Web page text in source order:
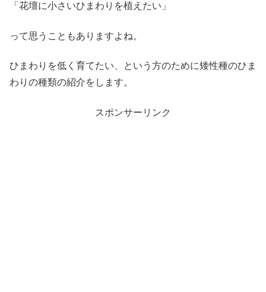
「花壇に小さいひまわりを植えたい」
って思うこともありますよね。
ひまわりを低く育てたい、という方のために矮性種のひま
わりの種類の紹介をします。
スポンサーリンク